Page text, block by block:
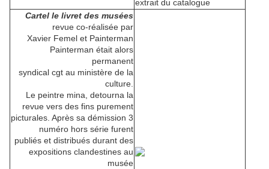
extrait du catalogue
Cartel le livret des musées
revue co-réalisée par
Xavier Femel et Painterman
Painterman était alors
permanent
syndical cgt au ministère de la
culture.
Le peintre mina, detourna la
revue vers des fins purement
picturales. Après sa démission 3
numéro hors série furent
publiés et distribués durant des
expositions clandestines au
musée